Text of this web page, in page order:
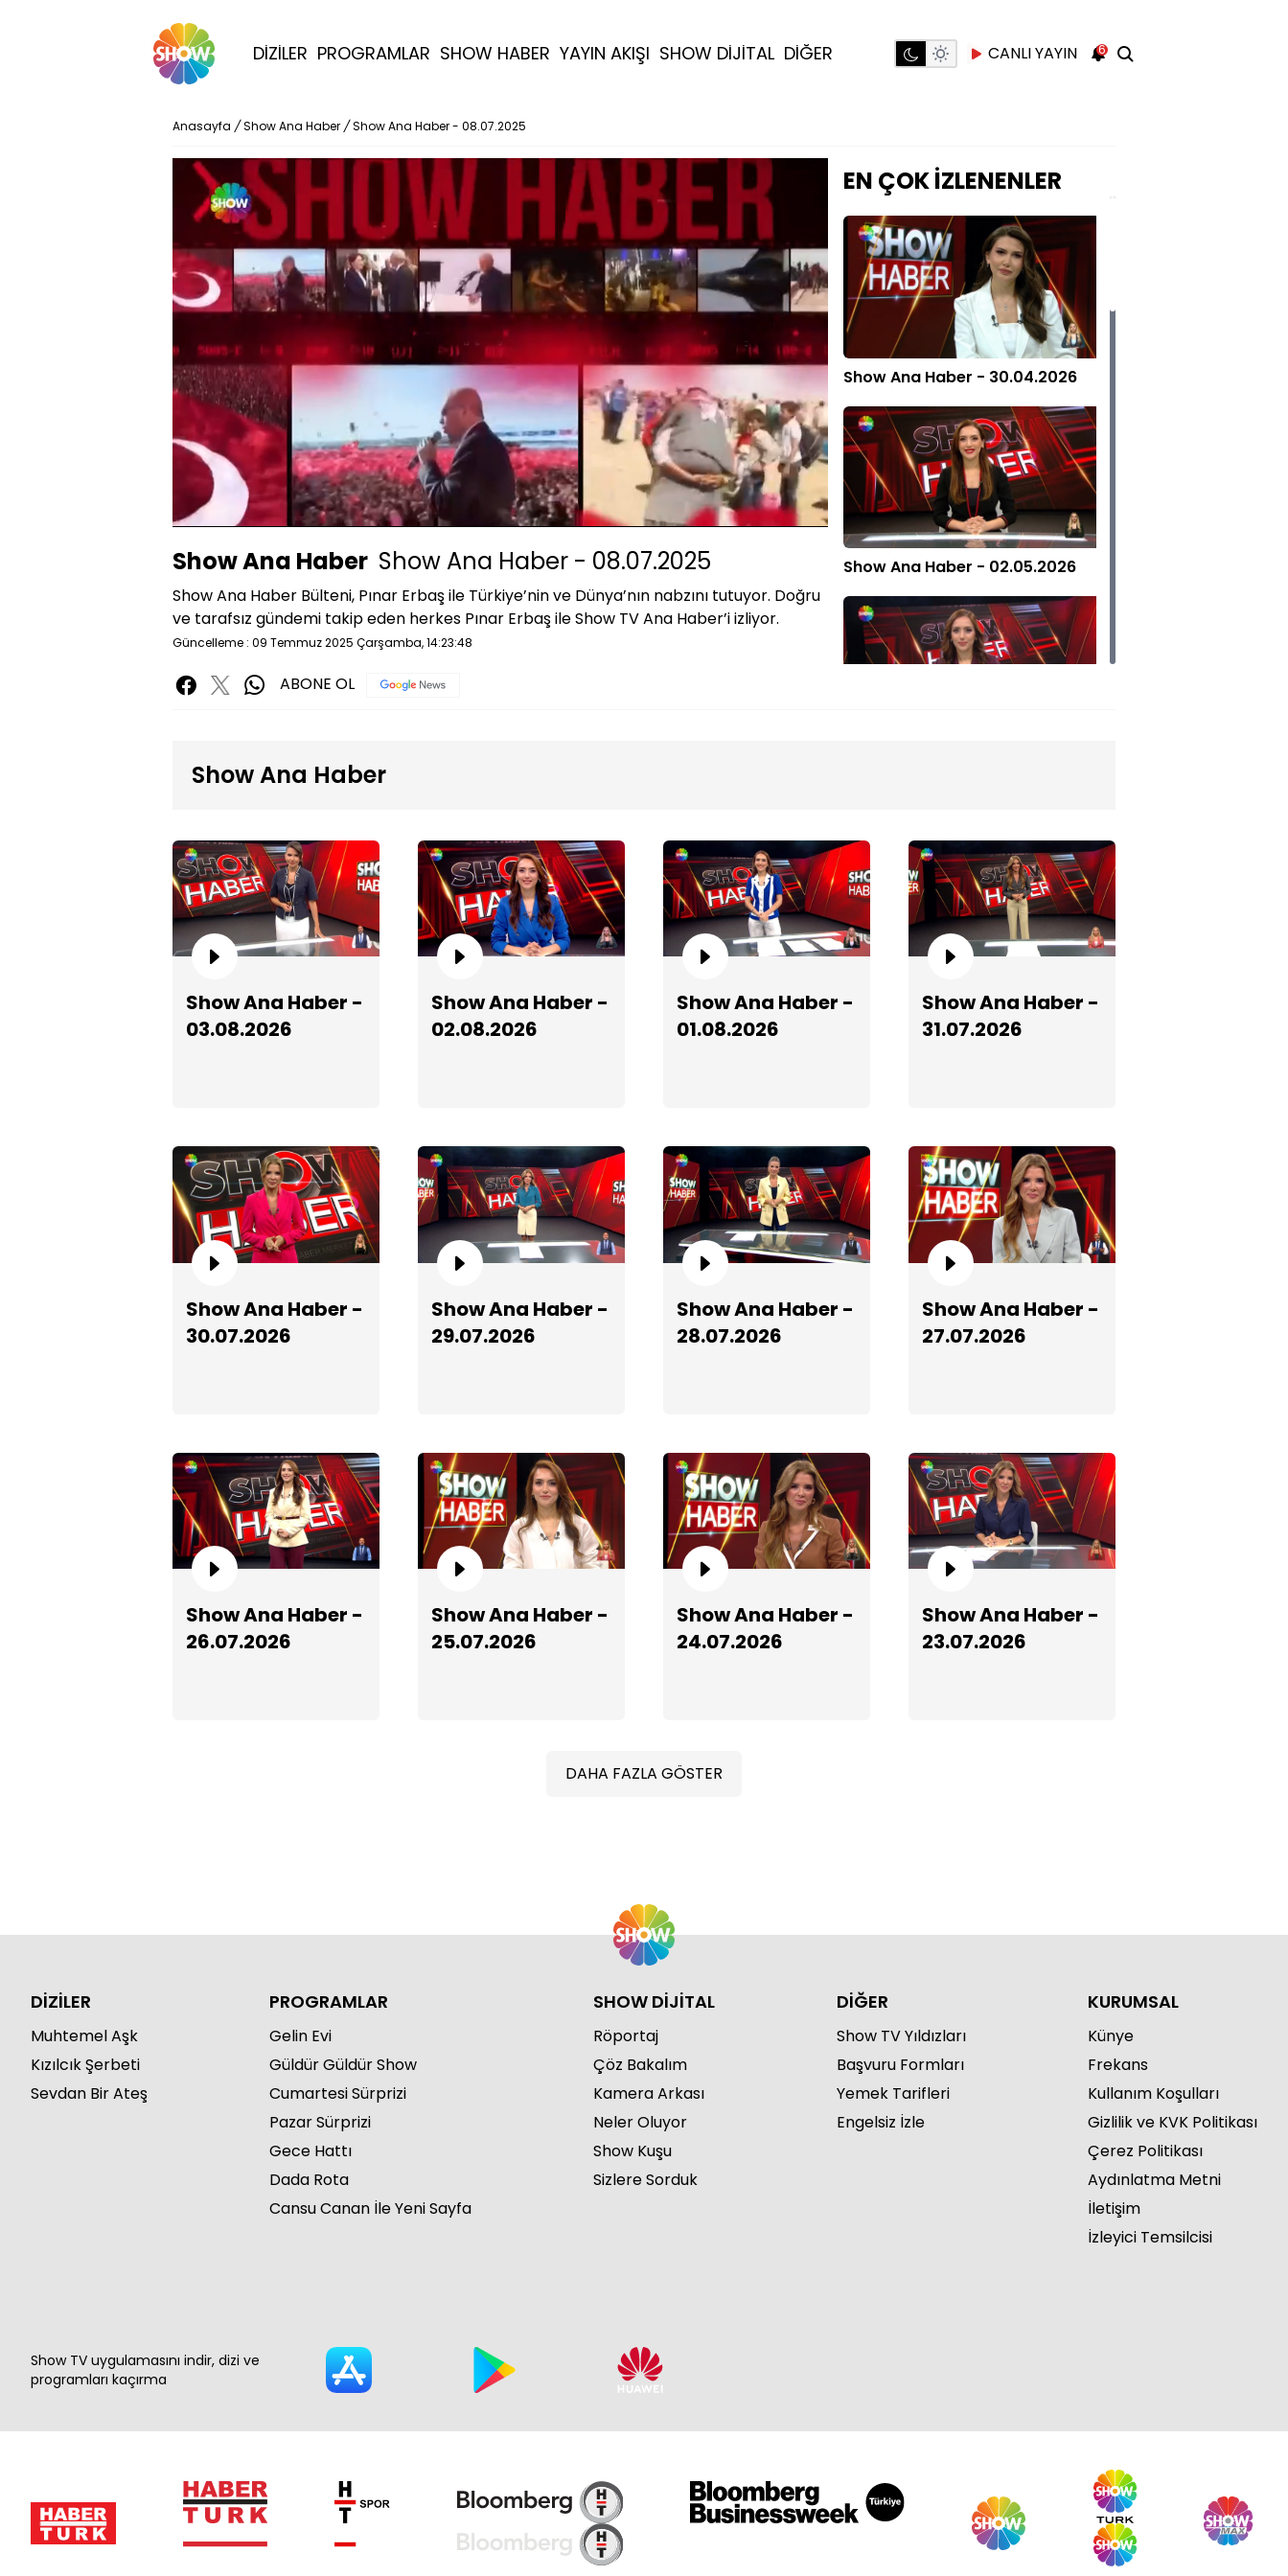
DİZİLER PROGRAMLAR SHOW HABER YAYIN AKIŞI SHOW DİJİTAL DİĞER CANLI YAYIN 6
Anasayfa / Show Ana Haber / Show Ana Haber - 08.07.2025
Sessiz
Yüklendi:
1.40%
Oynatma
Hızı
Show Ana Haber Show Ana Haber - 08.07.2025
Show Ana Haber Bülteni, Pınar Erbaş ile Türkiye’nin ve Dünya’nın nabzını tutuyor. Doğru
ve tarafsız gündemi takip eden herkes Pınar Erbaş ile Show TV Ana Haber’i izliyor.
Güncelleme : 09 Temmuz 2025 Çarşamba, 14:23:48
ABONE OL
EN ÇOK İZLENENLER
Show Ana Haber - 30.04.2026
Show Ana Haber - 02.05.2026
Show Ana Haber - 01.06.2026
Show Ana Haber - 04.06.2026
Show Ana Haber - 08.05.2026
Show Ana Haber - 06.05.2026
Show Ana Haber
Show Ana Haber -
03.08.2026
Show Ana Haber -
02.08.2026
Show Ana Haber -
01.08.2026
Show Ana Haber -
31.07.2026
Show Ana Haber -
30.07.2026
Show Ana Haber -
29.07.2026
Show Ana Haber -
28.07.2026
Show Ana Haber -
27.07.2026
Show Ana Haber -
26.07.2026
Show Ana Haber -
25.07.2026
Show Ana Haber -
24.07.2026
Show Ana Haber -
23.07.2026
DAHA FAZLA GÖSTER
DİZİLER
Muhtemel Aşk
Kızılcık Şerbeti
Sevdan Bir Ateş
PROGRAMLAR
Gelin Evi
Güldür Güldür Show
Cumartesi Sürprizi
Pazar Sürprizi
Gece Hattı
Dada Rota
Cansu Canan İle Yeni Sayfa
SHOW DİJİTAL
Röportaj
Çöz Bakalım
Kamera Arkası
Neler Oluyor
Show Kuşu
Sizlere Sorduk
DİĞER
Show TV Yıldızları
Başvuru Formları
Yemek Tarifleri
Engelsiz İzle
KURUMSAL
Künye
Frekans
Kullanım Koşulları
Gizlilik ve KVK Politikası
Çerez Politikası
Aydınlatma Metni
İletişim
İzleyici Temsilcisi
Show TV uygulamasını indir, dizi ve
programları kaçırma